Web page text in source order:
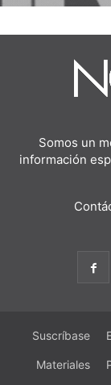
Somos un
información
Suscríbase
Materiales